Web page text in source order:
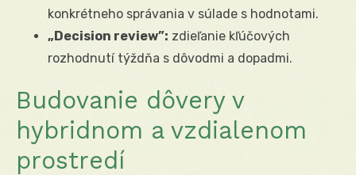
konkrétneho správania v súlade s hodnotami.
„Decision review”: zdieľanie kľúčových
rozhodnutí týždňa s dôvodmi a dopadmi.
Budovanie dôvery v
hybridnom a vzdialenom
prostredí